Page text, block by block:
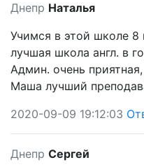
Днепр Наталья
Учимся в этой школе 8
лучшая школа англ. в
Админ. очень
Маша лучший
2020-09-09 19:12:03
Днепр Сергей